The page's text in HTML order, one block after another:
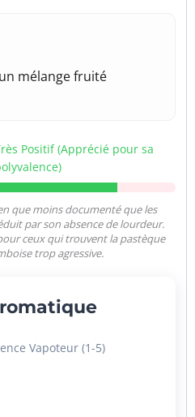
mélange fruité
Positif (Apprécié pour sa
que moins documenté que les
par son absence de lourdeur.
ceux qui trouvent la pastèque
trop agressive.
Vapoteur (1-5)